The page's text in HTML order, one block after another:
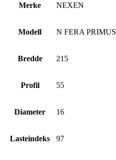
Merke NEXEN
Modell N FERA PRIMUS
Bredde 215
Profil 55
Diameter 16
Lasteindeks 97